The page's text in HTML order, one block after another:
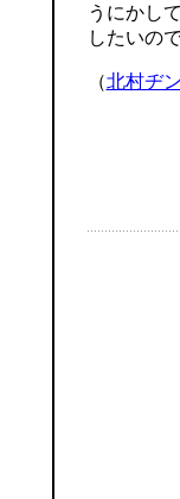
うにかし
したいの
（北村ヂン